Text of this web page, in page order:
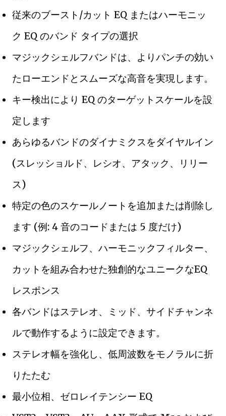
従来のブースト/カット EQ またはハーモニッ
ク EQ のバンド タイプの選択
マジックシェルフバンドは、よりパンチの効い
たローエンドとスムーズな高音を実現します。
キー検出により EQ のターゲットスケールを設
定します
あらゆるバンドのダイナミクスをダイヤルイン
(スレッショルド、レシオ、アタック、リリー
ス)
特定の色のスケールノートを追加または削除し
ます (例: 4 音のコードまたは 5 度だけ)
マジックシェルフ、ハーモニックフィルター、
カットを組み合わせた独創的なユニークなEQ
レスポンス
各バンドはステレオ、ミッド、サイドチャンネ
ルで動作するように設定できます。
ステレオ幅を強化し、低周波数をモノラルに折
りたたむ
最小位相、ゼロレイテンシー EQ